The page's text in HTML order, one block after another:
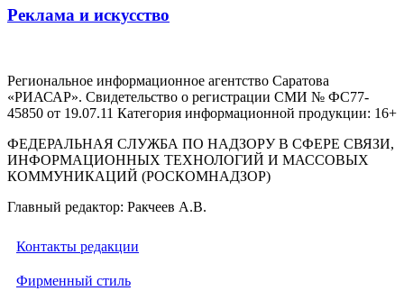
Реклама и искусство
Региональное информационное агентство Саратова
«РИАСАР». Свидетельство о регистрации СМИ № ФС77-
45850 от 19.07.11 Категория информационной продукции: 16+
ФЕДЕРАЛЬНАЯ СЛУЖБА ПО НАДЗОРУ В СФЕРЕ СВЯЗИ,
ИНФОРМАЦИОННЫХ ТЕХНОЛОГИЙ И МАССОВЫХ
КОММУНИКАЦИЙ (РОСКОМНАДЗОР)
Главный редактор: Ракчеев А.В.
Контакты редакции
Фирменный стиль